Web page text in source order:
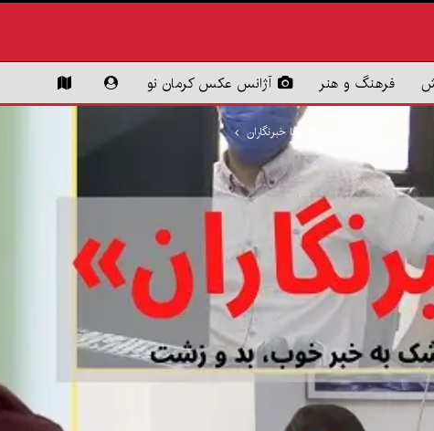
فرهنگ و هنر آژانس عکس کرمان نو
با خبرنگاران